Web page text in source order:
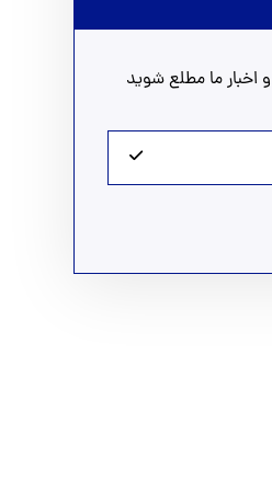
اخبار ما مطلع شوید